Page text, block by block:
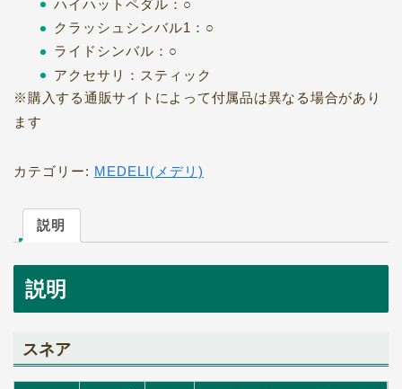
ハイハットペダル：○
クラッシュシンバル1：○
ライドシンバル：○
アクセサリ：スティック
※購入する通販サイトによって付属品は異なる場合があり
ます
カテゴリー: MEDELI(メデリ)
説明
説明
スネア